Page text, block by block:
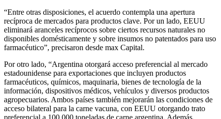
“Entre otras disposiciones, el acuerdo contempla una apertura
recíproca de mercados para productos clave. Por un lado, EEUU
eliminará aranceles recíprocos sobre ciertos recursos naturales no
disponibles domésticamente y sobre insumos no patentados para uso
farmacéutico”, precisaron desde max Capital.
Por otro lado, “Argentina otorgará acceso preferencial al mercado
estadounidense para exportaciones que incluyen productos
farmacéuticos, químicos, maquinaria, bienes de tecnología de la
información, dispositivos médicos, vehículos y diversos productos
agropecuarios. Ambos países también mejorarán las condiciones de
acceso bilateral para la carne vacuna, con EEUU otorgando trato
preferencial a 100.000 toneladas de carne argentina. Además,